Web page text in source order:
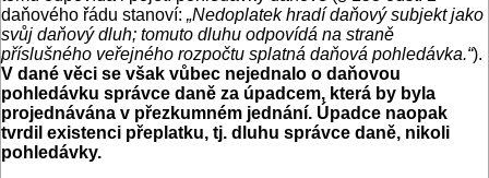
daňového řádu stanoví: „Nedoplatek hradí daňový subjekt jako
svůj daňový dluh; tomuto dluhu odpovídá na straně
příslušného veřejného rozpočtu splatná daňová pohledávka.“).
V dané věci se však vůbec nejednalo o daňovou
pohledávku správce daně za úpadcem, která by byla
projednávána v přezkumném jednání. Úpadce naopak
tvrdil existenci přeplatku, tj. dluhu správce daně, nikoli
pohledávky.